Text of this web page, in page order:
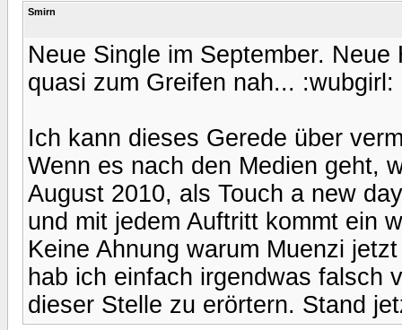
Smirn
Neue Single im September.
quasi zum Greifen nah... :wubgirl:
Ich kann dieses Gerede über
Wenn es nach den Medien geht,
August 2010, als Touch a new
und mit jedem Auftritt kommt ein
Keine Ahnung warum Muenzi
hab ich einfach irgendwas falsch
dieser Stelle zu erörtern. Stand